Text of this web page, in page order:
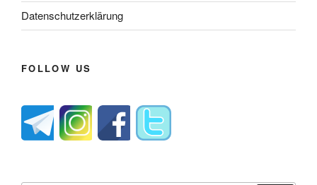
Datenschutzerklärung
FOLLOW US